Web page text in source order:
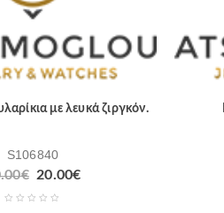
με λευκά ζιργκόν.
S106840
€ 20.00€